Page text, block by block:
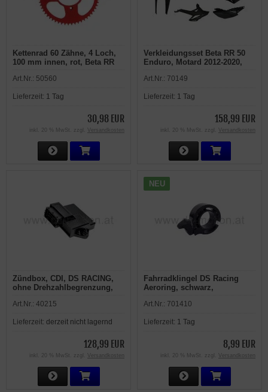
Kettenrad 60 Zähne, 4 Loch,
100 mm innen, rot, Beta RR
Art.Nr.: 50560
Lieferzeit: 1 Tag
30,98 EUR
inkl. 20 % MwSt. zzgl. Versandkosten
Verkleidungsset Beta RR 50
Enduro, Motard 2012-2020,
Art.Nr.: 70149
Lieferzeit: 1 Tag
158,99 EUR
inkl. 20 % MwSt. zzgl. Versandkosten
Zündbox, CDI, DS RACING,
ohne Drehzahlbegrenzung,
polig, Beta, Fantic, Rieju,
Art.Nr.: 40215
Lieferzeit: derzeit nicht lagernd
128,99 EUR
inkl. 20 % MwSt. zzgl. Versandkosten
NEU
Fahrradklingel DS Racing
Aeroring, schwarz,
Art.Nr.: 701410
Lieferzeit: 1 Tag
8,99 EUR
inkl. 20 % MwSt. zzgl. Versandkosten